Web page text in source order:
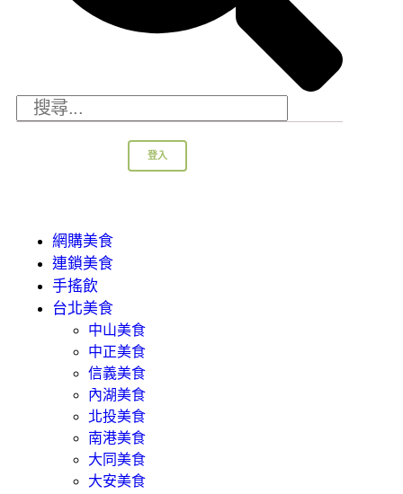
登入
網購美食
連鎖美食
手搖飲
台北美食
中山美食
中正美食
信義美食
內湖美食
北投美食
南港美食
大同美食
大安美食